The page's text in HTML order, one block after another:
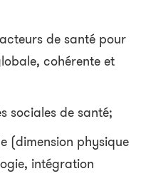
de santé pour
cohérente et
sociales de santé;
(dimension physique
intégration